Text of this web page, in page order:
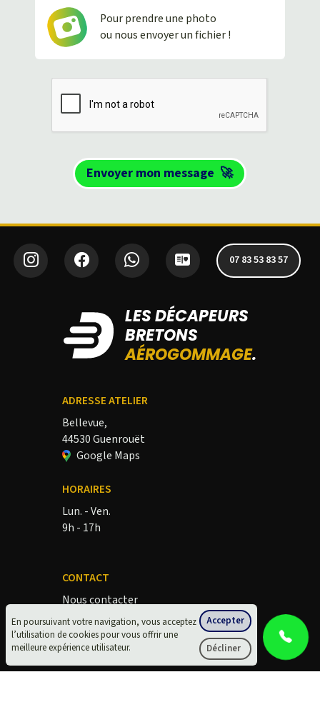
Pour prendre une photo
ou nous envoyer un fichier !
Envoyer mon message 🚀
En poursuivant votre navigation, vous acceptez
l’utilisation de cookies pour vous offrir une
meilleure expérience utilisateur.
Accepter
Décliner
07 83 53 83 57
LES DÉCAPEURS
BRETONS
AÉROGOMMAGE.
ADRESSE ATELIER
Bellevue,
44530 Guenrouët
Google Maps
HORAIRES
Lun. - Ven.
9h - 17h
CONTACT
Nous contacter
lesdecapeursbretons.fr